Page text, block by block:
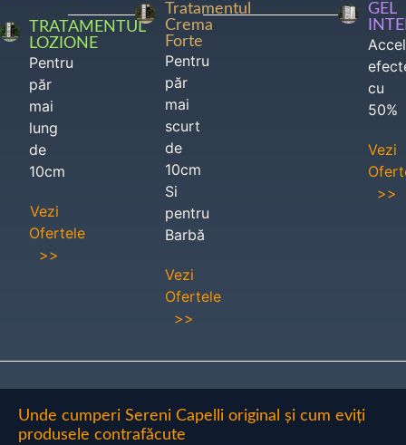
TRATAMENTUL
LOZIONE
Pentru
păr
mai
lung
de
10cm
Vezi
Ofertele
>>
Tratamentul
Crema
Forte
Pentru
păr
mai
scurt
de
10cm
Si
pentru
Barbă
Vezi
Ofertele
>>
GEL
cu
50%
Vezi
>>
Unde cumperi Sereni Capelli original și cum eviți
produsele contrafăcute